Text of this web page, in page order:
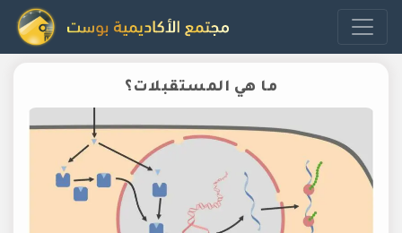
ما هي المستقبلات؟